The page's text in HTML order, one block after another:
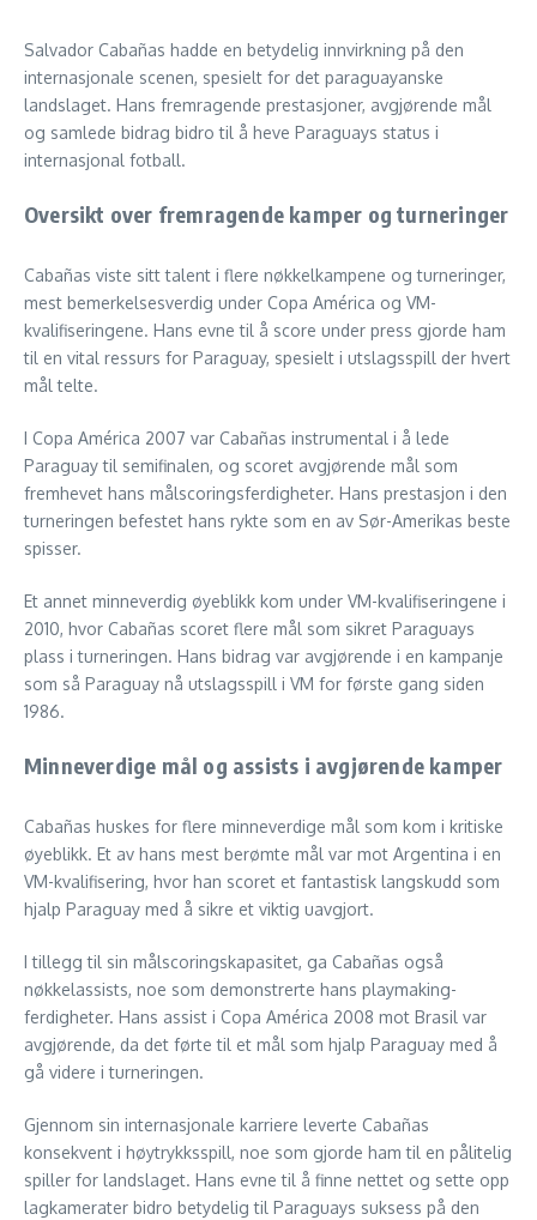
Salvador Cabañas hadde en betydelig innvirkning på den
internasjonale scenen, spesielt for det paraguayanske
landslaget. Hans fremragende prestasjoner, avgjørende mål
og samlede bidrag bidro til å heve Paraguays status i
internasjonal fotball.
Oversikt over fremragende kamper og turneringer
Cabañas viste sitt talent i flere nøkkelkampene og turneringer,
mest bemerkelsesverdig under Copa América og VM-
kvalifiseringene. Hans evne til å score under press gjorde ham
til en vital ressurs for Paraguay, spesielt i utslagsspill der hvert
mål telte.
I Copa América 2007 var Cabañas instrumental i å lede
Paraguay til semifinalen, og scoret avgjørende mål som
fremhevet hans målscoringsferdigheter. Hans prestasjon i den
turneringen befestet hans rykte som en av Sør-Amerikas beste
spisser.
Et annet minneverdig øyeblikk kom under VM-kvalifiseringene i
2010, hvor Cabañas scoret flere mål som sikret Paraguays
plass i turneringen. Hans bidrag var avgjørende i en kampanje
som så Paraguay nå utslagsspill i VM for første gang siden
1986.
Minneverdige mål og assists i avgjørende kamper
Cabañas huskes for flere minneverdige mål som kom i kritiske
øyeblikk. Et av hans mest berømte mål var mot Argentina i en
VM-kvalifisering, hvor han scoret et fantastisk langskudd som
hjalp Paraguay med å sikre et viktig uavgjort.
I tillegg til sin målscoringskapasitet, ga Cabañas også
nøkkelassists, noe som demonstrerte hans playmaking-
ferdigheter. Hans assist i Copa América 2008 mot Brasil var
avgjørende, da det førte til et mål som hjalp Paraguay med å
gå videre i turneringen.
Gjennom sin internasjonale karriere leverte Cabañas
konsekvent i høytrykksspill, noe som gjorde ham til en pålitelig
spiller for landslaget. Hans evne til å finne nettet og sette opp
lagkamerater bidro betydelig til Paraguays suksess på den